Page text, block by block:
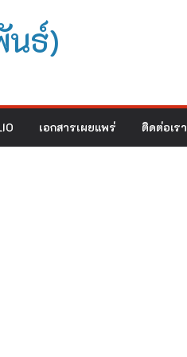
นธ์)
เอกสารเผยแพร่ ติดต่อเรา